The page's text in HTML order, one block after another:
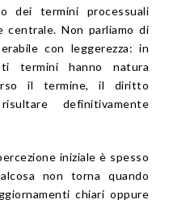
dei termini processuali
centrale. Non parliamo di
con leggerezza: in
termini hanno natura
il termine, il diritto
definitivamente
iniziale è spesso
non torna quando
chiari oppure